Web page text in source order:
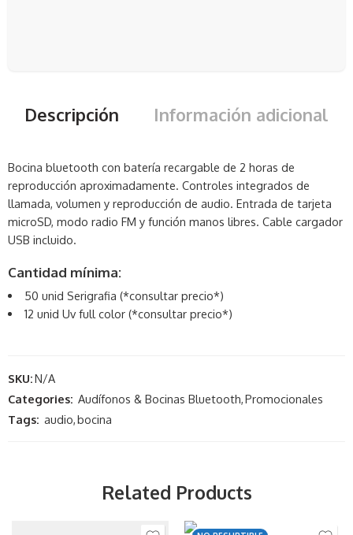
Descripción Información adicional
Bocina bluetooth con batería recargable de 2 horas de
reproducción aproximadamente. Controles integrados de
llamada, volumen y reproducción de audio. Entrada de tarjeta
microSD, modo radio FM y función manos libres. Cable cargador
USB incluido.
Cantidad mínima:
50 unid Serigrafia (*consultar precio*)
12 unid Uv full color (*consultar precio*)
SKU:N/A
Categories: Audífonos & Bocinas Bluetooth,Promocionales
Tags: audio,bocina
Related Products